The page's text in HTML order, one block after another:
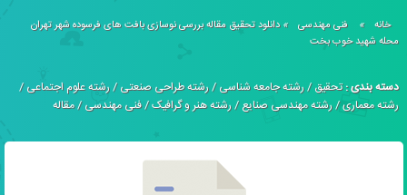
خانه » فنی مهندسی »دانلود تحقیق مقاله بررسی نوسازی بافت های فرسوده شهر تهران
محله شهید خوب بخت
دسته بندی :تحقیق/رشته جامعه شناسی/رشته طراحی صنعتی/رشته علوم اجتماعی/
رشته معماری/رشته مهندسی صنایع/رشته هنر و گرافیک/فنی مهندسی/مقاله